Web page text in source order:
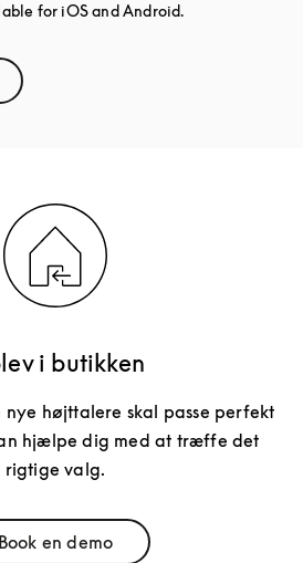
for iOS and Android.
in New Tab
i butikken
nye højttalere skal passe perfekt
hjælpe dig med at træffe det
rigtige valg.
Book en demoLink Opens in New Tab